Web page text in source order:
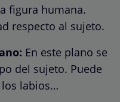
figura humana.
respecto al sujeto.
En este plano se
del sujeto. Puede
los labios…